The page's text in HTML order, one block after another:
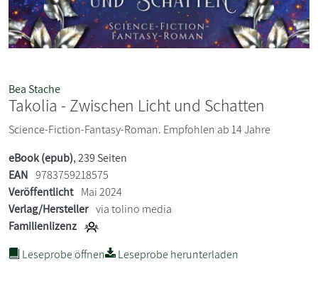
Bea Stache
Takolia - Zwischen Licht und Schatten
Science-Fiction-Fantasy-Roman. Empfohlen ab 14 Jahre
eBook (epub), 239 Seiten
EAN 9783759218575
Veröffentlicht Mai 2024
Verlag/Hersteller via tolino media
Familienlizenz
Leseprobe öffnen
Leseprobe herunterladen